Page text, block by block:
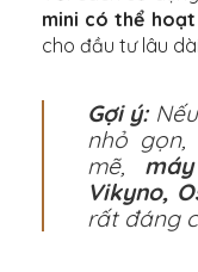
mini có thể
cho đầu tư lâu
Gợi ý:
nhỏ
mẽ,
Vikyno,
rất đáng